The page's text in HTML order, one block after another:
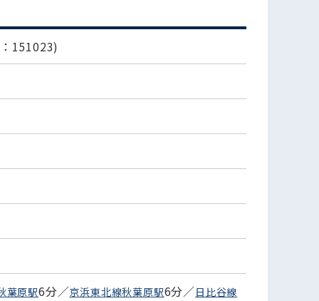
151023)
葉原駅6分／京浜東北線秋葉原駅6分／日比谷線